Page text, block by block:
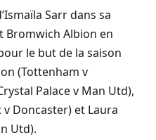
Sarr dans sa
Bromwich Albion en
le but de la saison
(Tottenham v
Palace v Man Utd),
Doncaster) et Laura
Utd).